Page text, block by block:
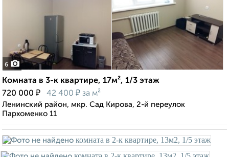
6
Комната в 3-к квартире, 17м², 1/3 этаж
720 000 ₽ 42 400 ₽ за м²
Ленинский район, мкр. Сад Кирова, 2-й переулок
Пархоменко 11